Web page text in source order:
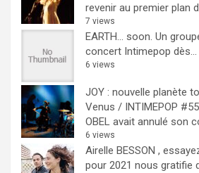
revenir au premier plan
7 views
EARTH… soon. Un
concert Intimepop dès...
6 views
JOY : nouvelle planète
Venus / INTIMEPOP #55
OBEL avait annulé son
6 views
Airelle BESSON ,
pour 2021 nous gratifie